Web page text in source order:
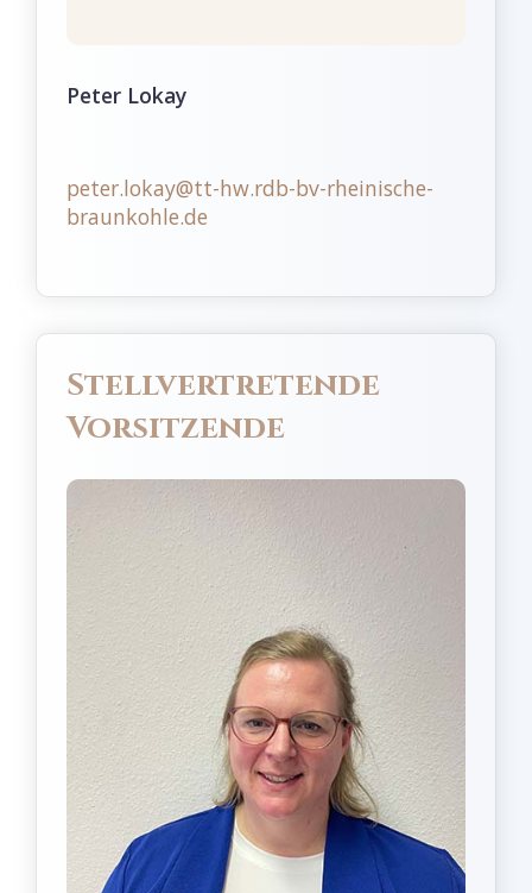
Peter Lokay
peter.lokay@tt-hw.rdb-bv-rheinische-
braunkohle.de
Stellvertretende
Vorsitzende